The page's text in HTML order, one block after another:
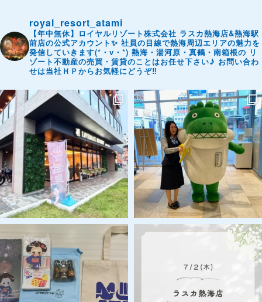
royal_resort_atami
【年中無休】ロイヤルリゾート株式会社 ラスカ熱海店&熱海駅
前店の公式アカウント✨ 社員の目線で熱海周辺エリアの魅力を
発信していきます(*・v・*) 熱海・湯河原・真鶴・南箱根の リ
ゾート不動産の売買・賃貸のことはお任せ下さい♪ お問い合わ
せは当社ＨＰからお気軽にどうぞ‼️